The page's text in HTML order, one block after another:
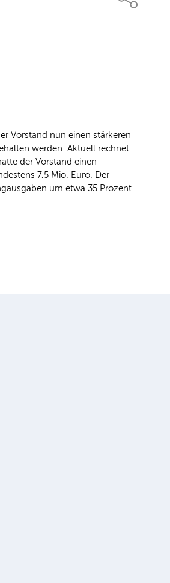
Vorstand nun einen stärkeren
werden. Aktuell rechnet
der Vorstand einen
7,5 Mio. Euro. Der
um etwa 35 Prozent